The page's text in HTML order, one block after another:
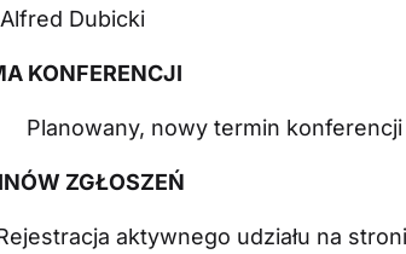
Dubicki
KONFERENCJI
nowy termin konferencji
ZGŁOSZEŃ
aktywnego udziału na